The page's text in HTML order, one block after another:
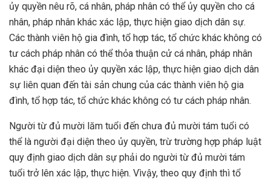
ủy quyền nêu rõ, cá nhân, pháp nhân có thể ủy quyền cho cá
nhân, pháp nhân khác xác lập, thực hiện giao dịch dân sự.
Các thành viên hộ gia đình, tổ hợp tác, tổ chức khác không có
tư cách pháp nhân có thể thỏa thuận cử cá nhân, pháp nhân
khác đại diện theo ủy quyền xác lập, thực hiện giao dịch dân
sự liên quan đến tài sản chung của các thành viên hộ gia
đình, tổ hợp tác, tổ chức khác không có tư cách pháp nhân.
Người từ đủ mười lăm tuổi đến chưa đủ mười tám tuổi có
thể là người đại diện theo ủy quyền, trừ trường hợp pháp luật
quy định giao dịch dân sự phải do người từ đủ mười tám
tuổi trở lên xác lập, thực hiện. Vìvậy, theo quy định thì tổ